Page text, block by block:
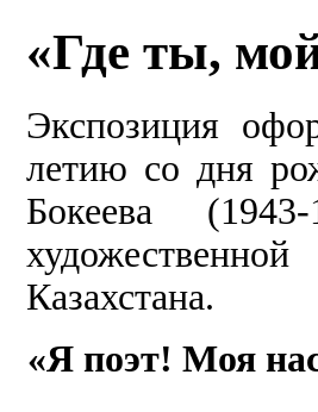
«Где ты,
Экспозиция
летию со дня
Бокеева
Казахстана.
«Я поэт! Моя